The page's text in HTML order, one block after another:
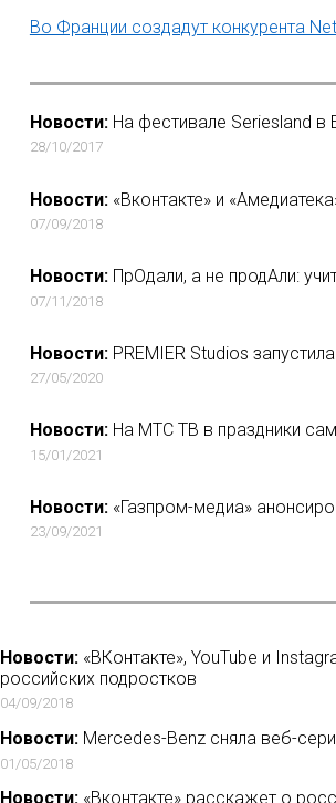
Во Франции создадут конкурента
Новости:На фестивале Seriesland в
28/10/2017
Новости:«Вконтакте» и
07/09/2018
Новости:ПрОдали, а не продАли:
07/11/2018
Новости:PREMIER Studios
27/05/2020
Новости:На МТС ТВ в праздники
15/01/2021
Новости:«Газпром-медиа»
23/09/2021
Новости: «ВКонтакте», YouTube и
российских подростков
04/09/2018
Новости: Mercedes-Benz сняла веб-
01/05/2018
Новости: «Вконтакте» расскажет о